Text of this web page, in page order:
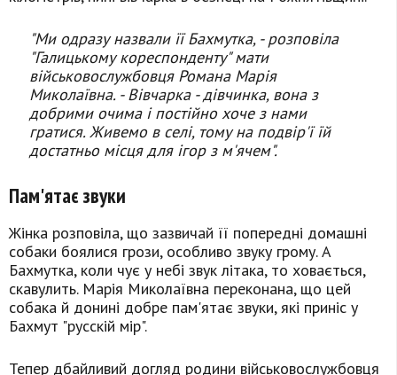
"Ми одразу назвали її Бахмутка, - розповіла
"Галицькому кореспонденту" мати
військовослужбовця Романа Марія
Миколаївна. - Вівчарка - дівчинка, вона з
добрими очима і постійно хоче з нами
гратися. Живемо в селі, тому на подвір'ї їй
достатньо місця для ігор з м'ячем".
Пам'ятає звуки
Жінка розповіла, що зазвичай її попередні домашні
собаки боялися грози, особливо звуку грому. А
Бахмутка, коли чує у небі звук літака, то ховається,
скавулить. Марія Миколаївна переконана, що цей
собака й донині добре пам'ятає звуки, які приніс у
Бахмут "русскій мір".
Тепер дбайливий догляд родини військовослужбовця